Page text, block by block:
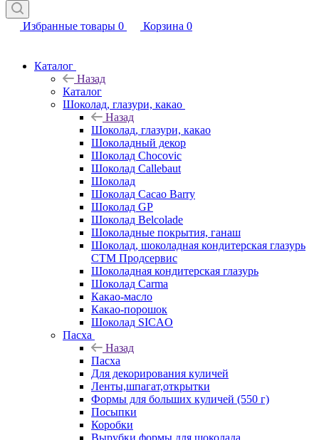
Избранные товары 0 Корзина 0
Каталог
Назад
Каталог
Шоколад, глазури, какао
Назад
Шоколад, глазури, какао
Шоколадный декор
Шоколад Chocovic
Шоколад Callebaut
Шоколад
Шоколад Cacao Barry
Шоколад GP
Шоколад Belcolade
Шоколадные покрытия, ганаш
Шоколад, шоколадная кондитерская глазурь
СТМ Продсервис
Шоколадная кондитерская глазурь
Шоколад Carma
Какао-масло
Какао-порошок
Шоколад SICAO
Пасха
Назад
Пасха
Для декорирования куличей
Ленты,шпагат,открытки
Формы для больших куличей (550 г)
Посыпки
Коробки
Вырубки,формы для шоколада